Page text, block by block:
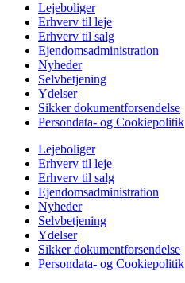
Lejeboliger
Erhverv til leje
Erhverv til salg
Ejendomsadministration
Nyheder
Selvbetjening
Ydelser
Sikker dokumentforsendelse
Persondata- og Cookiepolitik
Lejeboliger
Erhverv til leje
Erhverv til salg
Ejendomsadministration
Nyheder
Selvbetjening
Ydelser
Sikker dokumentforsendelse
Persondata- og Cookiepolitik